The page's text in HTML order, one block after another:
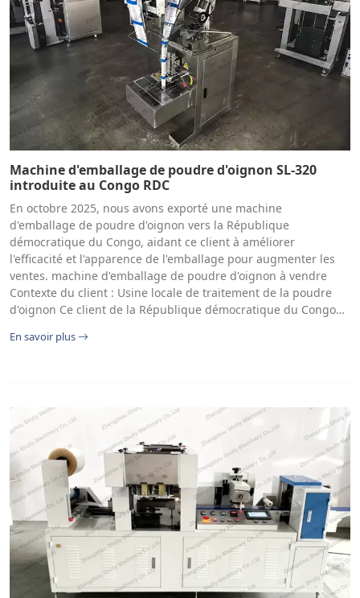
Machine d'emballage de poudre d'oignon SL-320
introduite au Congo RDC
En octobre 2025, nous avons exporté une machine
d'emballage de poudre d'oignon vers la République
démocratique du Congo, aidant ce client à améliorer
l'efficacité et l'apparence de l'emballage pour augmenter les
ventes. machine d'emballage de poudre d'oignon à vendre
Contexte du client : Usine locale de traitement de la poudre
d'oignon Ce client de la République démocratique du Congo…
En savoir plus